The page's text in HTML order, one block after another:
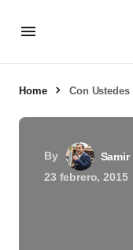
Home Con
By
Samir
23 febrero, 2015